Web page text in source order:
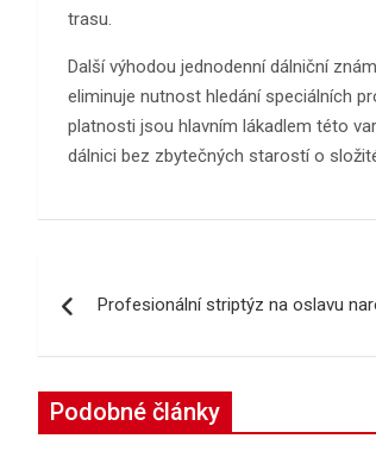
trasu.
Další výhodou jednodenní dálniční
eliminuje nutnost hledání speciálních
platnosti jsou hlavním lákadlem této
dálnici bez zbytečných starostí o
pro
Profesionální striptýz na oslavu
Podobné články